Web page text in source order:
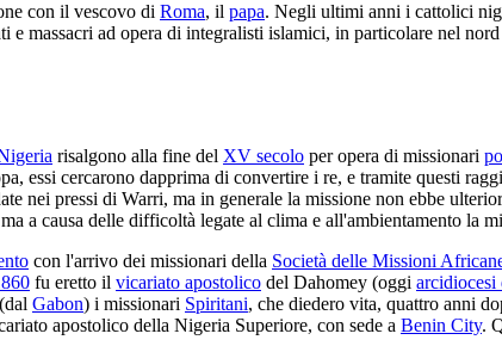
con il vescovo di Roma, il papa. Negli ultimi anni i cattolici
massacri ad opera di integralisti islamici, in particolare nel nord
risalgono alla fine del XV secolo per opera di missionari
essi cercarono dapprima di convertire i re, e tramite questi
nei pressi di Warri, ma in generale la missione non ebbe
a causa delle difficoltà legate al clima e all'ambientamento la
con l'arrivo dei missionari della Società delle Missioni
fu eretto il vicariato apostolico del Dahomey (oggi arcidiocesi
Gabon) i missionari Spiritani, che diedero vita, quattro anni
apostolico della Nigeria Superiore, con sede a Benin City.